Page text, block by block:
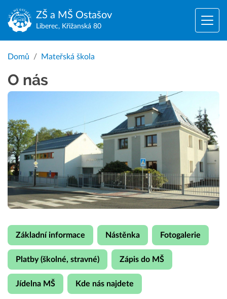
ZŠ a MŠ Ostašov
Liberec, Křižanská 80
Domů Mateřská škola
O nás
Základní informace Nástěnka Fotogalerie
Platby (školné, stravné) Zápis do MŠ
Jídelna MŠ Kde nás najdete